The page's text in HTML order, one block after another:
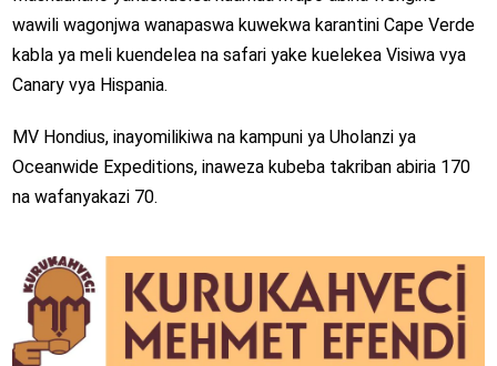
wawili wagonjwa wanapaswa kuwekwa karantini Cape Verde
kabla ya meli kuendelea na safari yake kuelekea Visiwa vya
Canary vya Hispania.
MV Hondius, inayomilikiwa na kampuni ya Uholanzi ya
Oceanwide Expeditions, inaweza kubeba takriban abiria 170
na wafanyakazi 70.